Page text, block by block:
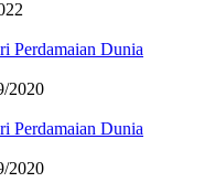
Perdamaian Dunia
2020
Perdamaian Dunia
2020